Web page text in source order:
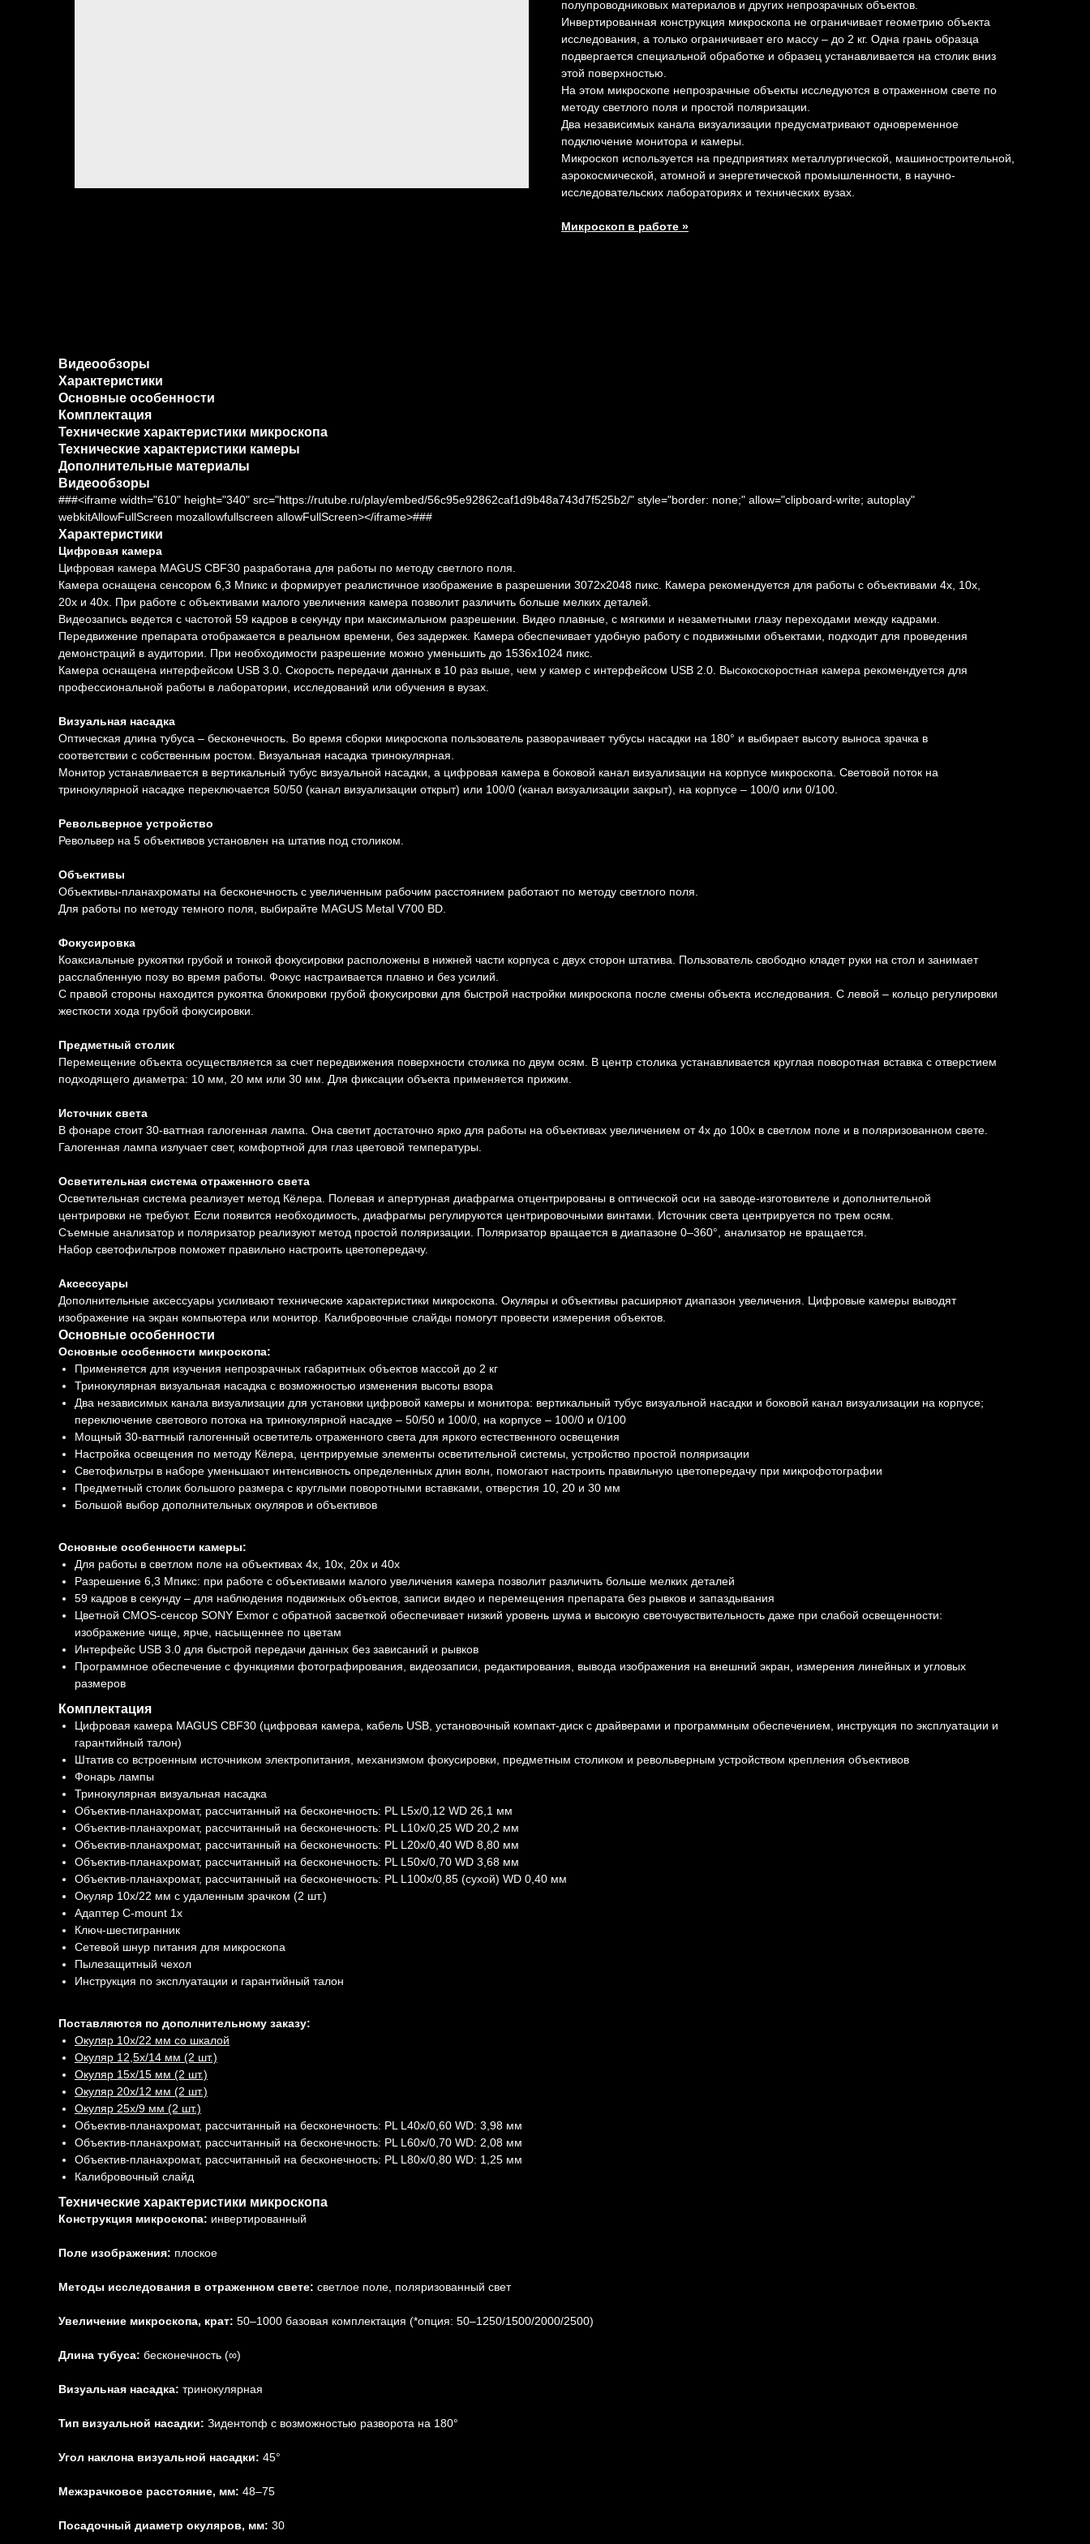
полупроводниковых материалов и других непрозрачных объектов.
Инвертированная конструкция микроскопа не ограничивает геометрию объекта
исследования, а только ограничивает его массу – до 2 кг. Одна грань образца
подвергается специальной обработке и образец устанавливается на столик вниз
этой поверхностью.
На этом микроскопе непрозрачные объекты исследуются в отраженном свете по
методу светлого поля и простой поляризации.
Два независимых канала визуализации предусматривают одновременное
подключение монитора и камеры.
Микроскоп используется на предприятиях металлургической, машиностроительной,
аэрокосмической, атомной и энергетической промышленности, в научно-
исследовательских лабораториях и технических вузах.
Микроскоп в работе »
Видеообзоры
Характеристики
Основные особенности
Комплектация
Технические характеристики микроскопа
Технические характеристики камеры
Дополнительные материалы
Видеообзоры
###<iframe width="610" height="340" src="https://rutube.ru/play/embed/56c95e92862caf1d9b48a743d7f525b2/" style="border: none;" allow="clipboard-write; autoplay"
webkitAllowFullScreen mozallowfullscreen allowFullScreen></iframe>###
Характеристики
Цифровая камера
Цифровая камера MAGUS CBF30 разработана для работы по методу светлого поля.
Камера оснащена сенсором 6,3 Мпикс и формирует реалистичное изображение в разрешении 3072x2048 пикс. Камера рекомендуется для работы с объективами 4х, 10х,
20х и 40х. При работе с объективами малого увеличения камера позволит различить больше мелких деталей.
Видеозапись ведется с частотой 59 кадров в секунду при максимальном разрешении. Видео плавные, с мягкими и незаметными глазу переходами между кадрами.
Передвижение препарата отображается в реальном времени, без задержек. Камера обеспечивает удобную работу с подвижными объектами, подходит для проведения
демонстраций в аудитории. При необходимости разрешение можно уменьшить до 1536x1024 пикс.
Камера оснащена интерфейсом USB 3.0. Скорость передачи данных в 10 раз выше, чем у камер с интерфейсом USB 2.0. Высокоскоростная камера рекомендуется для
профессиональной работы в лаборатории, исследований или обучения в вузах.
Визуальная насадка
Оптическая длина тубуса – бесконечность. Во время сборки микроскопа пользователь разворачивает тубусы насадки на 180° и выбирает высоту выноса зрачка в
соответствии с собственным ростом. Визуальная насадка тринокулярная.
Монитор устанавливается в вертикальный тубус визуальной насадки, а цифровая камера в боковой канал визуализации на корпусе микроскопа. Световой поток на
тринокулярной насадке переключается 50/50 (канал визуализации открыт) или 100/0 (канал визуализации закрыт), на корпусе – 100/0 или 0/100.
Револьверное устройство
Револьвер на 5 объективов установлен на штатив под столиком.
Объективы
Объективы-планахроматы на бесконечность с увеличенным рабочим расстоянием работают по методу светлого поля.
Для работы по методу темного поля, выбирайте MAGUS Metal V700 BD.
Фокусировка
Коаксиальные рукоятки грубой и тонкой фокусировки расположены в нижней части корпуса с двух сторон штатива. Пользователь свободно кладет руки на стол и занимает
расслабленную позу во время работы. Фокус настраивается плавно и без усилий.
С правой стороны находится рукоятка блокировки грубой фокусировки для быстрой настройки микроскопа после смены объекта исследования. С левой – кольцо регулировки
жесткости хода грубой фокусировки.
Предметный столик
Перемещение объекта осуществляется за счет передвижения поверхности столика по двум осям. В центр столика устанавливается круглая поворотная вставка с отверстием
подходящего диаметра: 10 мм, 20 мм или 30 мм. Для фиксации объекта применяется прижим.
Источник света
В фонаре стоит 30-ваттная галогенная лампа. Она светит достаточно ярко для работы на объективах увеличением от 4х до 100х в светлом поле и в поляризованном свете.
Галогенная лампа излучает свет, комфортной для глаз цветовой температуры.
Осветительная система отраженного света
Осветительная система реализует метод Кёлера. Полевая и апертурная диафрагма отцентрированы в оптической оси на заводе-изготовителе и дополнительной
центрировки не требуют. Если появится необходимость, диафрагмы регулируются центрировочными винтами. Источник света центрируется по трем осям.
Съемные анализатор и поляризатор реализуют метод простой поляризации. Поляризатор вращается в диапазоне 0–360°, анализатор не вращается.
Набор светофильтров поможет правильно настроить цветопередачу.
Аксессуары
Дополнительные аксессуары усиливают технические характеристики микроскопа. Окуляры и объективы расширяют диапазон увеличения. Цифровые камеры выводят
изображение на экран компьютера или монитор. Калибровочные слайды помогут провести измерения объектов.
Основные особенности
Основные особенности микроскопа:
Применяется для изучения непрозрачных габаритных объектов массой до 2 кг
Тринокулярная визуальная насадка с возможностью изменения высоты взора
Два независимых канала визуализации для установки цифровой камеры и монитора: вертикальный тубус визуальной насадки и боковой канал визуализации на корпусе;
переключение светового потока на тринокулярной насадке – 50/50 и 100/0, на корпусе – 100/0 и 0/100
Мощный 30-ваттный галогенный осветитель отраженного света для яркого естественного освещения
Настройка освещения по методу Кёлера, центрируемые элементы осветительной системы, устройство простой поляризации
Светофильтры в наборе уменьшают интенсивность определенных длин волн, помогают настроить правильную цветопередачу при микрофотографии
Предметный столик большого размера с круглыми поворотными вставками, отверстия 10, 20 и 30 мм
Большой выбор дополнительных окуляров и объективов
Основные особенности камеры:
Для работы в светлом поле на объективах 4х, 10х, 20х и 40х
Разрешение 6,3 Мпикс: при работе с объективами малого увеличения камера позволит различить больше мелких деталей
59 кадров в секунду – для наблюдения подвижных объектов, записи видео и перемещения препарата без рывков и запаздывания
Цветной CMOS-сенсор SONY Exmor с обратной засветкой обеспечивает низкий уровень шума и высокую светочувствительность даже при слабой освещенности:
изображение чище, ярче, насыщеннее по цветам
Интерфейс USB 3.0 для быстрой передачи данных без зависаний и рывков
Программное обеспечение с функциями фотографирования, видеозаписи, редактирования, вывода изображения на внешний экран, измерения линейных и угловых
размеров
Комплектация
Цифровая камера MAGUS CBF30 (цифровая камера, кабель USB, установочный компакт-диск с драйверами и программным обеспечением, инструкция по эксплуатации и
гарантийный талон)
Штатив со встроенным источником электропитания, механизмом фокусировки, предметным столиком и револьверным устройством крепления объективов
Фонарь лампы
Тринокулярная визуальная насадка
Объектив-планахромат, рассчитанный на бесконечность: PL L5х/0,12 WD 26,1 мм
Объектив-планахромат, рассчитанный на бесконечность: PL L10х/0,25 WD 20,2 мм
Объектив-планахромат, рассчитанный на бесконечность: PL L20х/0,40 WD 8,80 мм
Объектив-планахромат, рассчитанный на бесконечность: PL L50х/0,70 WD 3,68 мм
Объектив-планахромат, рассчитанный на бесконечность: PL L100х/0,85 (сухой) WD 0,40 мм
Окуляр 10x/22 мм с удаленным зрачком (2 шт.)
Адаптер C-mount 1х
Ключ-шестигранник
Сетевой шнур питания для микроскопа
Пылезащитный чехол
Инструкция по эксплуатации и гарантийный талон
Поставляются по дополнительному заказу:
Окуляр 10х/22 мм со шкалой
Окуляр 12,5x/14 мм (2 шт.)
Окуляр 15х/15 мм (2 шт.)
Окуляр 20х/12 мм (2 шт.)
Окуляр 25х/9 мм (2 шт.)
Объектив-планахромат, рассчитанный на бесконечность: PL L40х/0,60 WD: 3,98 мм
Объектив-планахромат, рассчитанный на бесконечность: PL L60x/0,70 WD: 2,08 мм
Объектив-планахромат, рассчитанный на бесконечность: PL L80x/0,80 WD: 1,25 мм
Калибровочный слайд
Технические характеристики микроскопа
Конструкция микроскопа: инвертированный
Поле изображения: плоское
Методы исследования в отраженном свете: светлое поле, поляризованный свет
Увеличение микроскопа, крат: 50–1000 базовая комплектация (*опция: 50–1250/1500/2000/2500)
Длина тубуса: бесконечность (∞)
Визуальная насадка: тринокулярная
Тип визуальной насадки: Зидентопф с возможностью разворота на 180°
Угол наклона визуальной насадки: 45°
Межзрачковое расстояние, мм: 48–75
Посадочный диаметр окуляров, мм: 30